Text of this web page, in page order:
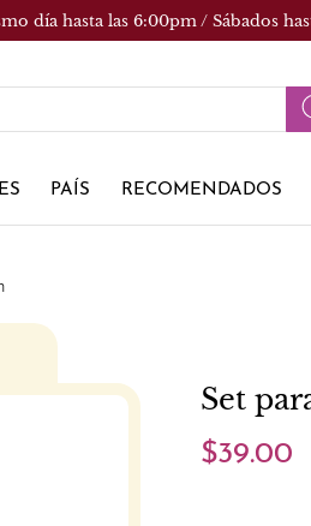
día hasta las 6:00pm / Sábados
PAÍS RECOMENDADOS
Set
$39.00